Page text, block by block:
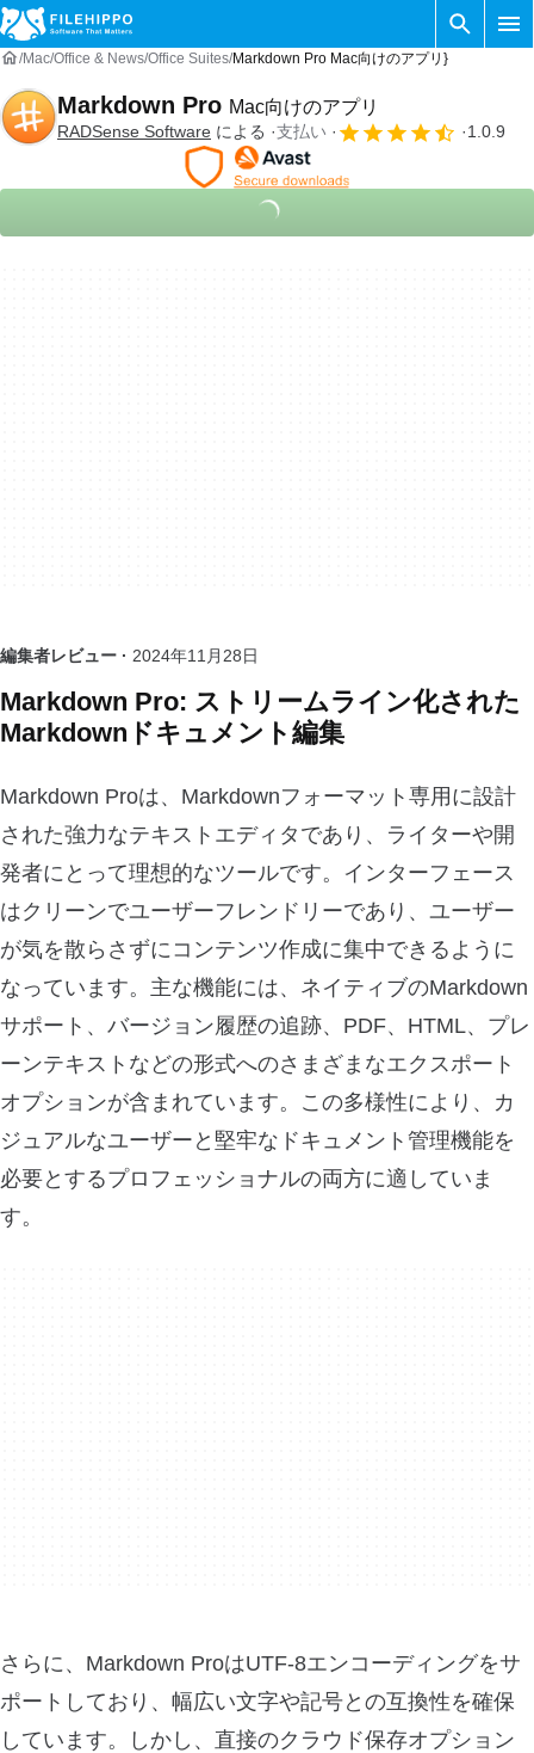
Mac Office & News Office Suites Markdown Pro Mac向けのアプリ}
Markdown Pro Mac向けのアプリ
RADSense Software による 支払い 1.0.9
編集者レビュー · 2024年11月28日
Markdown Pro: ストリームライン化された
Markdownドキュメント編集
Markdown Proは、Markdownフォーマット専用に設計
された強力なテキストエディタであり、ライターや開
発者にとって理想的なツールです。インターフェース
はクリーンでユーザーフレンドリーであり、ユーザー
が気を散らさずにコンテンツ作成に集中できるように
なっています。主な機能には、ネイティブのMarkdown
サポート、バージョン履歴の追跡、PDF、HTML、プレ
ーンテキストなどの形式へのさまざまなエクスポート
オプションが含まれています。この多様性により、カ
ジュアルなユーザーと堅牢なドキュメント管理機能を
必要とするプロフェッショナルの両方に適していま
す。
さらに、Markdown ProはUTF-8エンコーディングをサ
ポートしており、幅広い文字や記号との互換性を確保
しています。しかし、直接のクラウド保存オプション